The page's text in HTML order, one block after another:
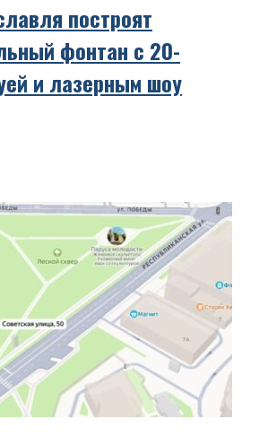
построят
фонтан с 20-
и лазерным шоу